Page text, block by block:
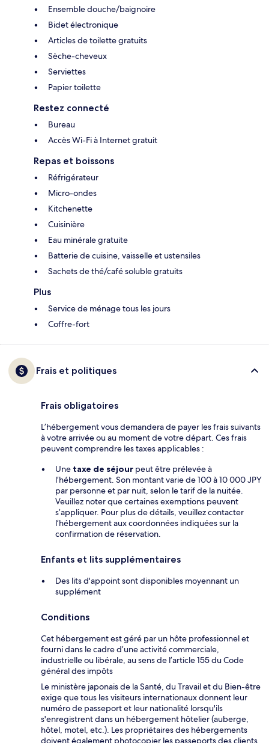
Ensemble douche/baignoire
Bidet électronique
Articles de toilette gratuits
Sèche-cheveux
Serviettes
Papier toilette
Restez connecté
Bureau
Accès Wi-Fi à Internet gratuit
Repas et boissons
Réfrigérateur
Micro-ondes
Kitchenette
Cuisinière
Eau minérale gratuite
Batterie de cuisine, vaisselle et ustensiles
Sachets de thé/café soluble gratuits
Plus
Service de ménage tous les jours
Coffre-fort
Frais et politiques
Frais obligatoires
L’hébergement vous demandera de payer les frais suivants
à votre arrivée ou au moment de votre départ. Ces frais
peuvent comprendre les taxes applicables :
Une taxe de séjour peut être prélevée à
l’hébergement. Son montant varie de 100 à 10 000 JPY
par personne et par nuit, selon le tarif de la nuitée.
Veuillez noter que certaines exemptions peuvent
s’appliquer. Pour plus de détails, veuillez contacter
l’hébergement aux coordonnées indiquées sur la
confirmation de réservation.
Enfants et lits supplémentaires
Des lits d'appoint sont disponibles moyennant un
supplément
Conditions
Cet hébergement est géré par un hôte professionnel et
fourni dans le cadre d’une activité commerciale,
industrielle ou libérale, au sens de l’article 155 du Code
général des impôts
Le ministère japonais de la Santé, du Travail et du Bien-être
exige que tous les visiteurs internationaux donnent leur
numéro de passeport et leur nationalité lorsqu'ils
s'enregistrent dans un hébergement hôtelier (auberge,
hôtel, motel, etc.). Les propriétaires des hébergements
doivent également photocopier les passeports des clients